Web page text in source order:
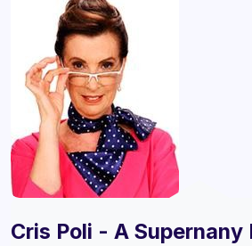
Cris Poli - A Supernany